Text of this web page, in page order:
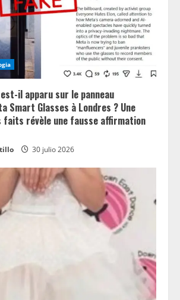
il apparu sur le panneau
Smart Glasses à Londres ? Une
révèle une fausse affirmation
30 julio 2026